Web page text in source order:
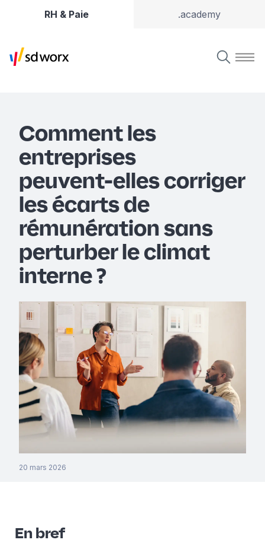
RH & Paie .academy
Comment les
entreprises
peuvent‑elles corriger
les écarts de
rémunération sans
perturber le climat
interne ?
20 mars 2026
En bref